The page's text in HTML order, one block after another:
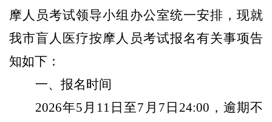
摩人员考试领导小组办公室统一安排，现就
我市盲人医疗按摩人员考试报名有关事项告
知如下：
一、报名时间
2026年5 月 11 日至7 月 7 日 24:00 ，逾期不